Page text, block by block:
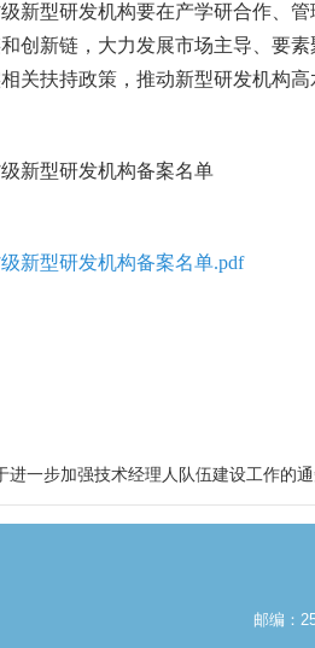
新型研发机构要在产学研合作、
创新链，大力发展市场主导、要
关扶持政策，推动新型研发机构
新型研发机构备案名单
新型研发机构备案名单.pdf
进一步加强技术经理人队伍建设工作的
邮编：